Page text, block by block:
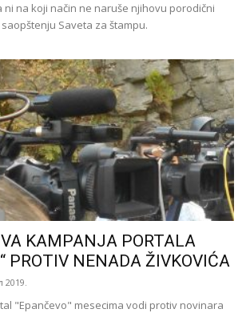
ni na koji način ne naruše njihovu porodični
Saveta za štampu.
KAMPANJA PORTALA
PROTIV NENADA ŽIVKOVIĆA
2019.
"Epančevo" mesecima vodi protiv novinara